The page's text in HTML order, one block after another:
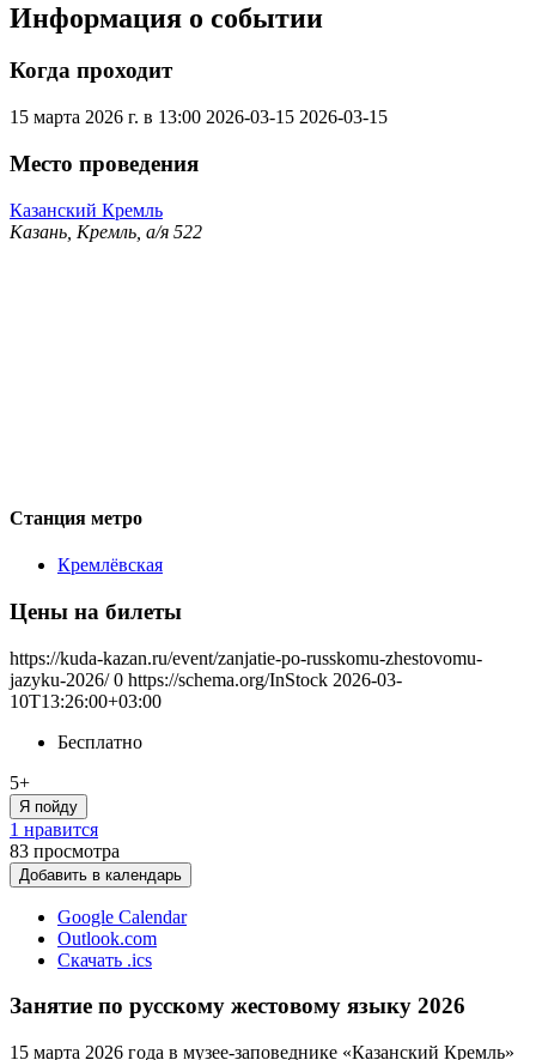
Информация о событии
Когда проходит
15 марта 2026 г. в 13:00 2026-03-15 2026-03-15
Место проведения
Казанский Кремль
Казань, Кремль, а/я 522
Станция метро
Кремлёвская
Цены на билеты
https://kuda-kazan.ru/event/zanjatie-po-russkomu-zhestovomu-
jazyku-2026/ 0 https://schema.org/InStock 2026-03-
10T13:26:00+03:00
Бесплатно
5+
Я пойду
1 нравится
83 просмотра
Добавить в календарь
Google Calendar
Outlook.com
Скачать .ics
Занятие по русскому жестовому языку 2026
15 марта 2026 года в музее-заповеднике «Казанский Кремль»